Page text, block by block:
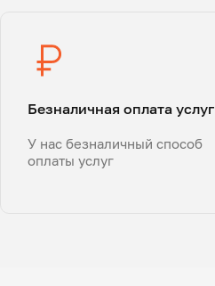
Безналичная оплата услуг
У нас безналичный способ
оплаты услуг